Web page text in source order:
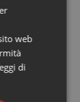
Cdc:
web
di